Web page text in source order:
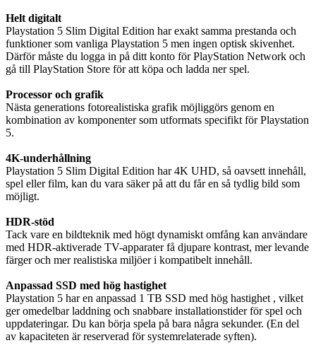
Helt digitalt
Playstation 5 Slim Digital Edition har exakt samma prestanda och
funktioner som vanliga Playstation 5 men ingen optisk skivenhet.
Därför måste du logga in på ditt konto för PlayStation Network och
gå till PlayStation Store för att köpa och ladda ner spel.
Processor och grafik
Nästa generations fotorealistiska grafik möjliggörs genom en
kombination av komponenter som utformats specifikt för Playstation
5.
4K-underhållning
Playstation 5 Slim Digital Edition har 4K UHD, så oavsett innehåll,
spel eller film, kan du vara säker på att du får en så tydlig bild som
möjligt.
HDR-stöd
Tack vare en bildteknik med högt dynamiskt omfång kan användare
med HDR-aktiverade TV-apparater få djupare kontrast, mer levande
färger och mer realistiska miljöer i kompatibelt innehåll.
Anpassad SSD med hög hastighet
Playstation 5 har en anpassad 1 TB SSD med hög hastighet , vilket
ger omedelbar laddning och snabbare installationstider för spel och
uppdateringar. Du kan börja spela på bara några sekunder. (En del
av kapaciteten är reserverad för systemrelaterade syften).